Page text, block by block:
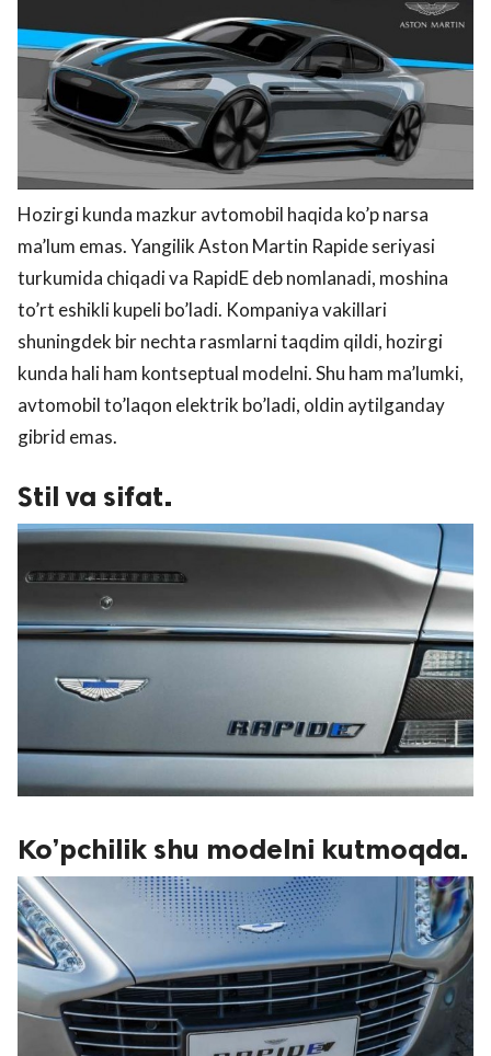
Hozirgi kunda mazkur avtomobil haqida ko’p narsa
ma’lum emas. Yangilik Aston Martin Rapide seriyasi
turkumida chiqadi va RapidE deb nomlanadi, moshina
to’rt eshikli kupeli bo’ladi. Kompaniya vakillari
shuningdek bir nechta rasmlarni taqdim qildi, hozirgi
kunda hali ham kontseptual modelni. Shu ham ma’lumki,
avtomobil to’laqon elektrik bo’ladi, oldin aytilganday
gibrid emas.
Stil va sifat.
Ko’pchilik shu modelni kutmoqda.